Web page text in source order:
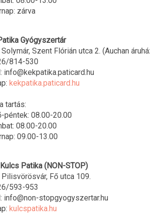
zárva
Gyógyszertár
Szent Flórián utca 2. (Auchan
814-530
info@kekpatika.paticard.hu
kekpatika.paticard.hu
tartás:
péntek: 08.00-20.00
08.00-20.00
09.00-13.00
Patika (NON-STOP)
Fő utca 109.
593-953
info@non-stopgyogyszertar.hu
kulcspatika.hu